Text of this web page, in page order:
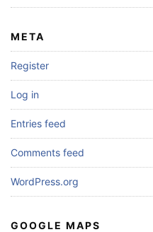
META
Register
Log in
Entries feed
Comments feed
WordPress.org
GOOGLE MAPS